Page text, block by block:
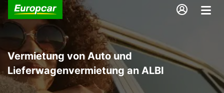
Vermietung von Auto und
Lieferwagenvermietung an ALBI